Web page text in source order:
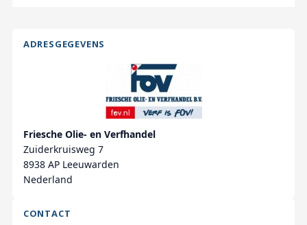
ADRESGEGEVENS
Friesche Olie- en Verfhandel
Zuiderkruisweg 7
8938 AP Leeuwarden
Nederland
CONTACT